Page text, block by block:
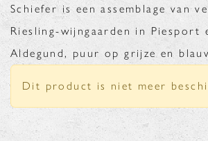
Schiefer is een assemblage van
Riesling-wijngaarden in Piesport
Aldegund, puur op grijze en
Dit product is niet meer